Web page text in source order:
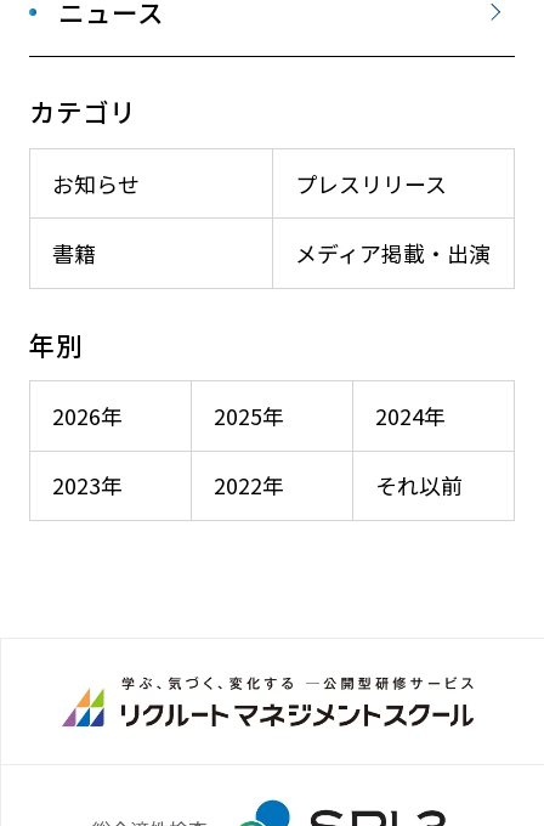
ニュース
カテゴリ
お知らせ プレスリリース
メディア掲載・出演
書籍
年別
2026年 2025年 2024年
2023年 2022年 それ以前